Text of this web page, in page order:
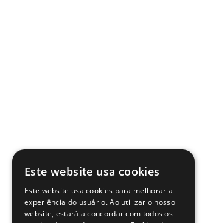
Este website usa cookies
Este website usa cookies para melhorar a
experiência do usuário. Ao utilizar o nosso
website, estará a concordar com todos os